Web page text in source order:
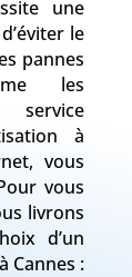
une
le
pannes
les
à
vous
vous
livrons
d’un
Cannes :